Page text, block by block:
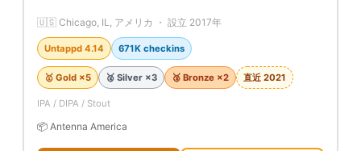
🇺🇸 Chicago, IL, アメリカ ・ 設立 2017年
Untappd 4.14 671K checkins
🥇 Gold ×5 🥈 Silver ×3 🥉 Bronze ×2 直近 2021
IPA / DIPA / Stout
📦 Antenna America